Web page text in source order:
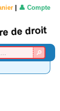
👤 Compte